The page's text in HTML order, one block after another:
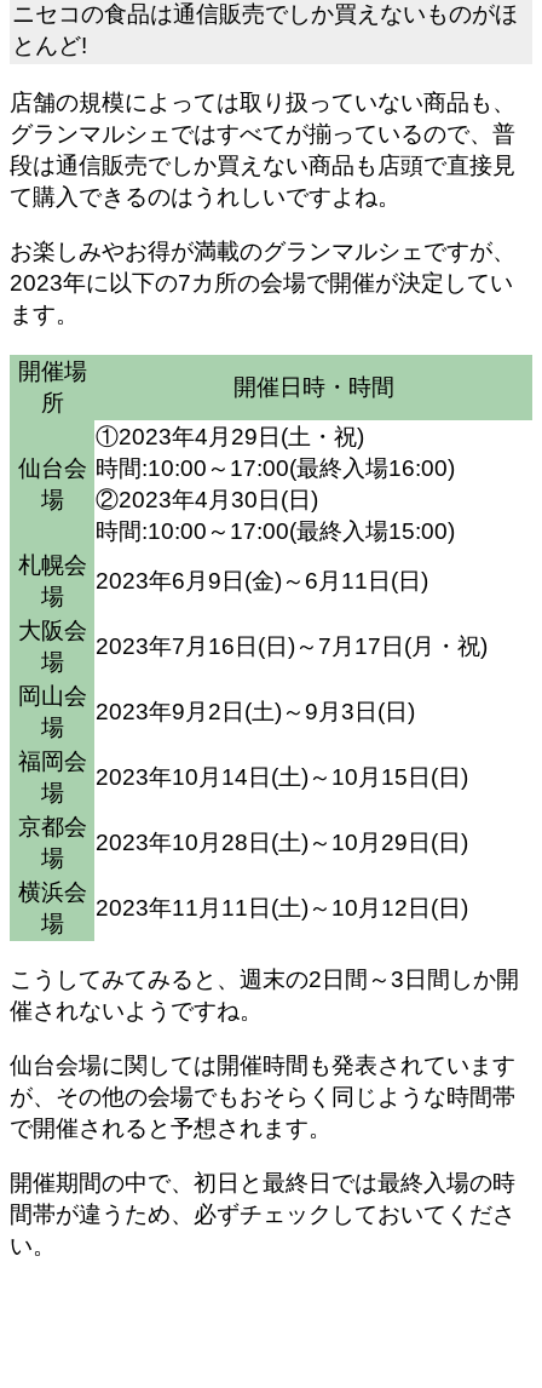
ニセコの食品は通信販売でしか買えないものがほ
とんど!
店舗の規模によっては取り扱っていない商品も、
グランマルシェではすべてが揃っているので、 普
段は通信販売でしか買えない商品も店頭で直接見
て購入できるのはうれしいですよね。
お楽しみやお得が満載のグランマルシェですが、
2023年に以下の7カ所の会場で開催が決定してい
ます。
開催場
所
開催日時・時間
仙台会
場
①2023年4月29日(土・祝)
時間:10:00～17:00(最終入場16:00)
②2023年4月30日(日)
時間:10:00～17:00(最終入場15:00)
札幌会
場
2023年6月9日(金)～6月11日(日)
大阪会
場
2023年7月16日(日)～7月17日(月・祝)
岡山会
場
2023年9月2日(土)～9月3日(日)
福岡会
場
2023年10月14日(土)～10月15日(日)
京都会
場
2023年10月28日(土)～10月29日(日)
横浜会
場
2023年11月11日(土)～10月12日(日)
こうしてみてみると、週末の2日間～3日間しか開
催されないようですね。
仙台会場に関しては開催時間も発表されています
が、 その他の会場でもおそらく同じような時間帯
で開催されると予想されます。
開催期間の中で、初日と最終日では最終入場の時
間帯が違うため、必ずチェックしておいてくださ
い。